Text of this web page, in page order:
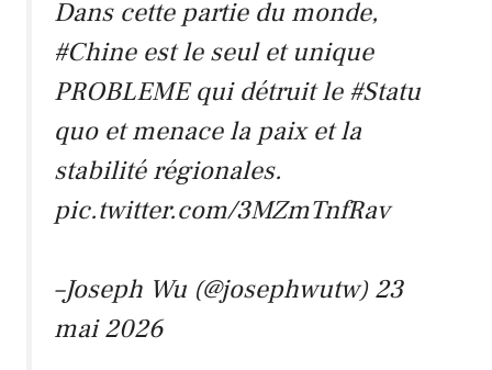
Dans cette partie du monde,
#Chineest le seul et unique
PROBLEME qui détruit le #Statu
quoet menace la paix et la
stabilité régionales.
pic.twitter.com/3MZmTnfRav
–Joseph Wu (@josephwutw)23
mai 2026